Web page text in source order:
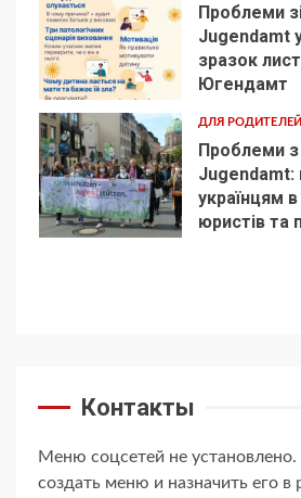
4
Проблеми
Jugendamt
зразок
Югендамт
5
ДЛЯ РОДИТЕЛЕЙ
Проблеми
Jugendamt:
українцям в
юристів та
Контакты
Меню соцсетей не
создать меню и назначить его в